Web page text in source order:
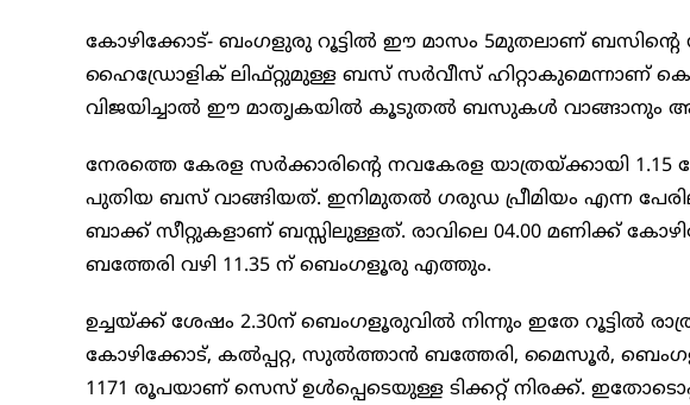
കോഴിക്കോട്- ബംഗളുരു റൂട്ടില്‍ ഈ മാസം 5മുതലാണ് ബസിന്റെ
ഹൈഡ്രോളിക് ലിഫ്റ്റുമുള്ള ബസ് സര്‍വീസ് ഹിറ്റാകുമെന്നാണ്
വിജയിച്ചാല്‍ ഈ മാതൃകയില്‍ കൂടുതല്‍ ബസുകള്‍ വാങ്ങാനും
നേരത്തെ കേരള സർക്കാരിന്റെ നവകേരള യാത്രയ്ക്കായി
പുതിയ ബസ് വാങ്ങിയത്. ഇനിമുതൽ ഗരുഡ പ്രീമിയം എന്ന
ബാക്ക് സീറ്റുകളാണ് ബസ്സിലുള്ളത്. രാവിലെ 04.00 മണിക്ക്
ബത്തേരി വഴി 11.35 ന് ബെംഗളൂരു എത്തും.
ഉച്ചയ്ക്ക് ശേഷം 2.30ന് ബെംഗളൂരുവില്‍ നിന്നും ഇതേ റൂട്ടില്‍
കോഴിക്കോട്, കല്‍പ്പറ്റ, സുല്‍ത്താന്‍ ബത്തേരി, മൈസൂര്‍,
1171 രൂപയാണ് സെസ് ഉൾപ്പെടെയുള്ള ടിക്കറ്റ് നിരക്ക്.